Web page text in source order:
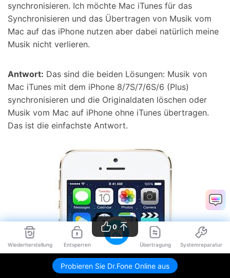
Wiederherstellung Entsperren Übertragung Systemreparatur
Probieren Sie Dr.Fone Online aus
synchronisieren. Ich möchte Mac iTunes für das
Synchronisieren und das Übertragen von Musik vom
Mac auf das iPhone nutzen aber dabei natürlich meine
Musik nicht verlieren.
Antwort: Das sind die beiden Lösungen: Musik von
Mac iTunes mit dem iPhone 8/7S/7/6S/6 (Plus)
synchronisieren und die Originaldaten löschen oder
Musik vom Mac auf iPhone ohne iTunes übertragen.
Das ist die einfachste Antwort.
0